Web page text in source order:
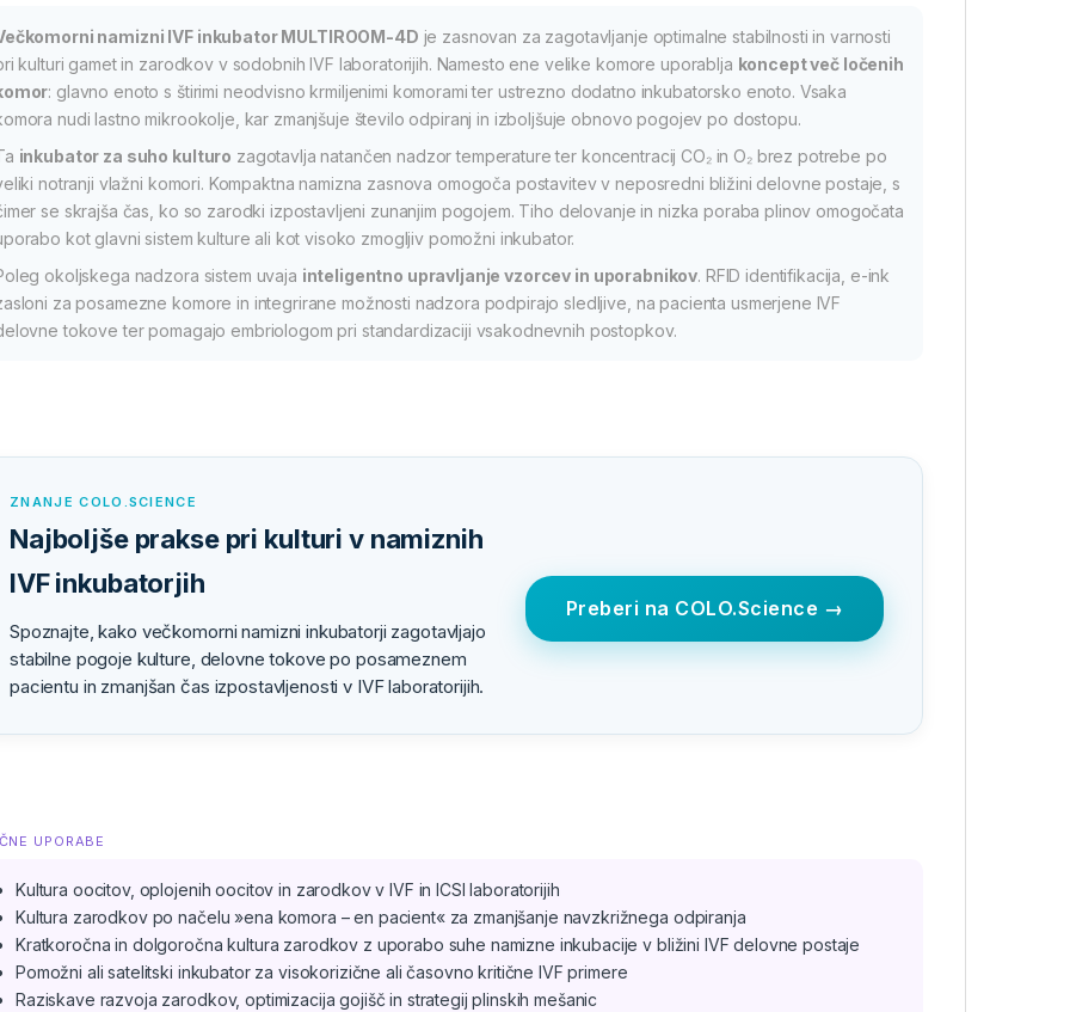
namizni IVF inkubator MULTIROOM-4D je zasnovan za zagotavljanje optimalne stabilnosti in varnosti
kulturi gamet in zarodkov v sodobnih IVF laboratorijih. Namesto ene velike komore uporablja koncept več ločenih
: glavno enoto s štirimi neodvisno krmiljenimi komorami ter ustrezno dodatno inkubatorsko enoto. Vsaka
nudi lastno mikrookolje, kar zmanjšuje število odpiranj in izboljšuje obnovo pogojev po dostopu.
inkubator za suho kulturo zagotavlja natančen nadzor temperature ter koncentracij CO₂ in O₂ brez potrebe po
notranji vlažni komori. Kompaktna namizna zasnova omogoča postavitev v neposredni bližini delovne postaje, s
se skrajša čas, ko so zarodki izpostavljeni zunanjim pogojem. Tiho delovanje in nizka poraba plinov omogočata
kot glavni sistem kulture ali kot visoko zmogljiv pomožni inkubator.
okoljskega nadzora sistem uvaja inteligentno upravljanje vzorcev in uporabnikov. RFID identifikacija, e-ink
za posamezne komore in integrirane možnosti nadzora podpirajo sledljive, na pacienta usmerjene IVF
tokove ter pomagajo embriologom pri standardizaciji vsakodnevnih postopkov.
ZNANJE COLO.SCIENCE
Najboljše prakse pri kulturi v namiznih
IVF inkubatorjih
Spoznajte, kako večkomorni namizni inkubatorji zagotavljajo
stabilne pogoje kulture, delovne tokove po posameznem
pacientu in zmanjšan čas izpostavljenosti v IVF laboratorijih.
Preberi na COLO.Science →
UPORABE
Kultura oocitov, oplojenih oocitov in zarodkov v IVF in ICSI laboratorijih
Kultura zarodkov po načelu »ena komora – en pacient« za zmanjšanje navzkrižnega odpiranja
Kratkoročna in dolgoročna kultura zarodkov z uporabo suhe namizne inkubacije v bližini IVF delovne postaje
Pomožni ali satelitski inkubator za visokorizične ali časovno kritične IVF primere
Raziskave razvoja zarodkov, optimizacija gojišč in strategij plinskih mešanic